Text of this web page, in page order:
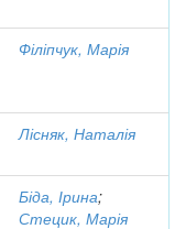
Філіпчук, Марія
Лісняк, Наталія
Біда, Ірина;
Стецик, Марія